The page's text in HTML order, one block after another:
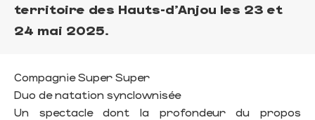
territoire des Hauts-d'Anjou les 23 et
24 mai 2025.
Compagnie Super Super
Duo de natation synclownisée
Un spectacle dont la profondeur du propos